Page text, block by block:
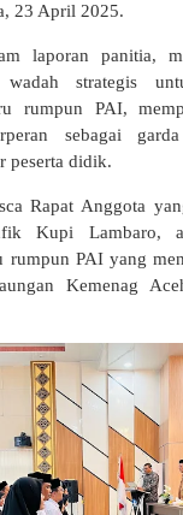
23 April 2025.
laporan panitia,
strategis
rumpun PAI,
sebagai
peserta didik.
Rapat Anggota
Kupi Lambaro,
rumpun PAI yang
Kemenag